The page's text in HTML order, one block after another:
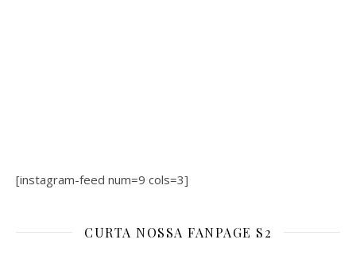
[instagram-feed num=9 cols=3]
CURTA NOSSA FANPAGE S2